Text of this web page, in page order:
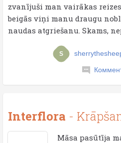
zvanījuši man vairākas
beigās viņi manu draugu
naudas atgriešanu. Skams,
S
Interflora -
Māsa pasūtīja